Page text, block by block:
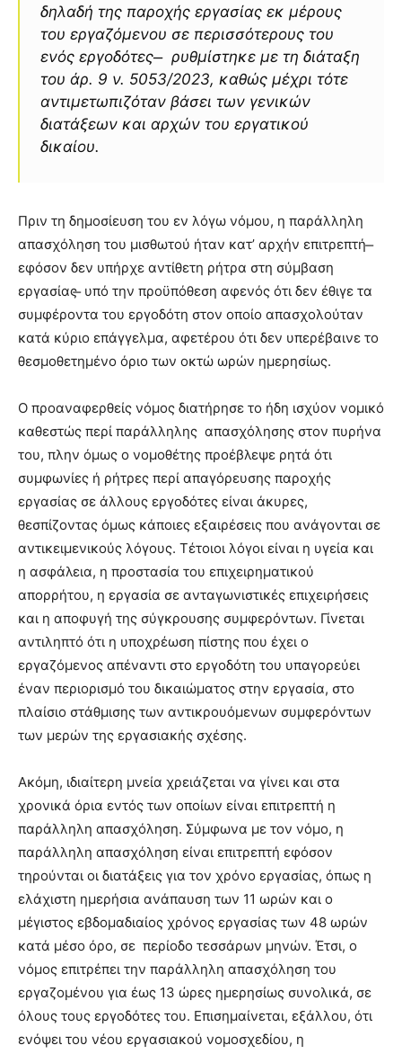
δηλαδή της παροχής εργασίας εκ μέρους
του εργαζόμενου σε περισσότερους του
ενός εργοδότες ̶ ρυθμίστηκε με τη διάταξη
του άρ. 9 ν. 5053/2023, καθώς μέχρι τότε
αντιμετωπιζόταν βάσει των γενικών
διατάξεων και αρχών του εργατικού
δικαίου.
Πριν τη δημοσίευση του εν λόγω νόμου, η παράλληλη
απασχόληση του μισθωτού ήταν κατ’ αρχήν επιτρεπτή ̶
εφόσον δεν υπήρχε αντίθετη ρήτρα στη σύμβαση
εργασίας ̶ υπό την προϋπόθεση αφενός ότι δεν έθιγε τα
συμφέροντα του εργοδότη στον οποίο απασχολούταν
κατά κύριο επάγγελμα, αφετέρου ότι δεν υπερέβαινε το
θεσμοθετημένο όριο των οκτώ ωρών ημερησίως.
Ο προαναφερθείς νόμος διατήρησε το ήδη ισχύον νομικό
καθεστώς περί παράλληλης απασχόλησης στον πυρήνα
του, πλην όμως ο νομοθέτης προέβλεψε ρητά ότι
συμφωνίες ή ρήτρες περί απαγόρευσης παροχής
εργασίας σε άλλους εργοδότες είναι άκυρες,
θεσπίζοντας όμως κάποιες εξαιρέσεις που ανάγονται σε
αντικειμενικούς λόγους. Τέτοιοι λόγοι είναι η υγεία και
η ασφάλεια, η προστασία του επιχειρηματικού
απορρήτου, η εργασία σε ανταγωνιστικές επιχειρήσεις
και η αποφυγή της σύγκρουσης συμφερόντων. Γίνεται
αντιληπτό ότι η υποχρέωση πίστης που έχει ο
εργαζόμενος απέναντι στο εργοδότη του υπαγορεύει
έναν περιορισμό του δικαιώματος στην εργασία, στο
πλαίσιο στάθμισης των αντικρουόμενων συμφερόντων
των μερών της εργασιακής σχέσης.
Ακόμη, ιδιαίτερη μνεία χρειάζεται να γίνει και στα
χρονικά όρια εντός των οποίων είναι επιτρεπτή η
παράλληλη απασχόληση. Σύμφωνα με τον νόμο, η
παράλληλη απασχόληση είναι επιτρεπτή εφόσον
τηρούνται οι διατάξεις για τον χρόνο εργασίας, όπως η
ελάχιστη ημερήσια ανάπαυση των 11 ωρών και ο
μέγιστος εβδομαδιαίος χρόνος εργασίας των 48 ωρών
κατά μέσο όρο, σε περίοδο τεσσάρων μηνών. Έτσι, ο
νόμος επιτρέπει την παράλληλη απασχόληση του
εργαζομένου για έως 13 ώρες ημερησίως συνολικά, σε
όλους τους εργοδότες του. Επισημαίνεται, εξάλλου, ότι
ενόψει του νέου εργασιακού νομοσχεδίου, η